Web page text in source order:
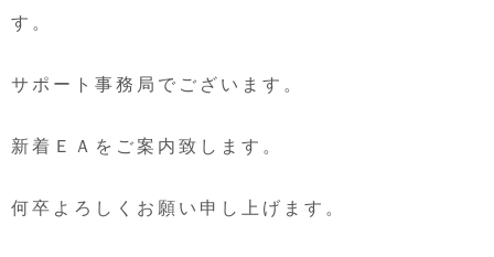
す。
サポート事務局でございます。
新着ＥＡをご案内致します。
何卒よろしくお願い申し上げます。